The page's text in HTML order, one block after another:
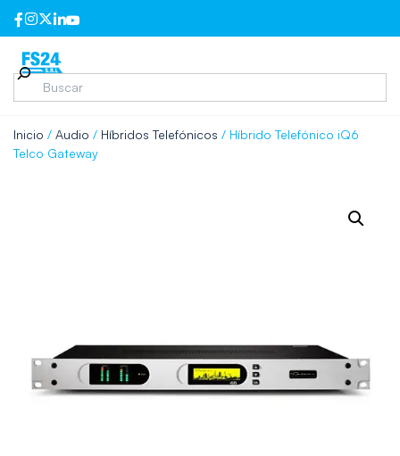
Inicio / Audio / Híbridos Telefónicos / Híbrido Telefónico iQ6
Telco Gateway